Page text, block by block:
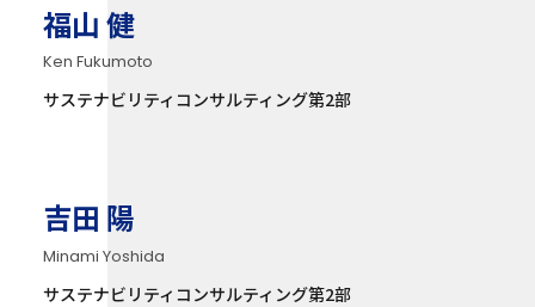
福山 健
Ken Fukumoto
サステナビリティコンサルティング第2部
吉田 陽
Minami Yoshida
サステナビリティコンサルティング第2部